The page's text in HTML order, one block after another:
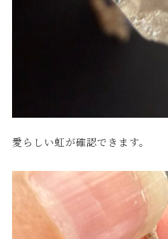
愛らしい虹が確認できます。